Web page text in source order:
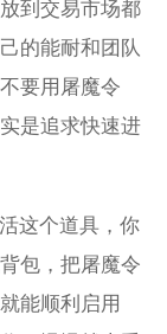
到交易市场都
的能耐和团队
要用屠魔令
是追求快速进
这个道具，你
包，把屠魔令
能顺利启用